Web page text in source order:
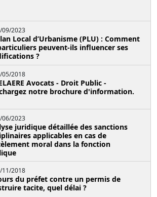
09/2023
Local d’Urbanisme (PLU) : Comment
peuvent-ils influencer ses
?
05/2018
Avocats - Droit Public -
notre brochure d'information.
06/2023
juridique détaillée des sanctions
applicables en cas de
moral dans la fonction
11/2018
du préfet contre un permis de
tacite, quel délai ?